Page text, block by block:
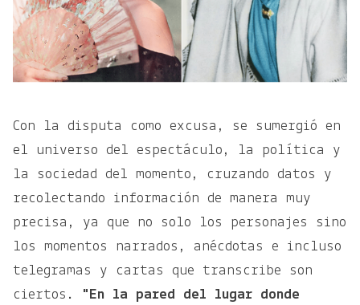
Con la disputa como excusa, se sumergió en
el universo del espectáculo, la política y
la sociedad del momento, cruzando datos y
recolectando información de manera muy
precisa, ya que no solo los personajes sino
los momentos narrados, anécdotas e incluso
telegramas y cartas que transcribe son
ciertos.
"En la pared del lugar donde